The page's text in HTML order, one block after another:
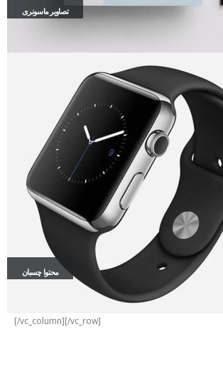
تصاویر ماسونری
محتوا چسبان
[/vc_column][/vc_row]